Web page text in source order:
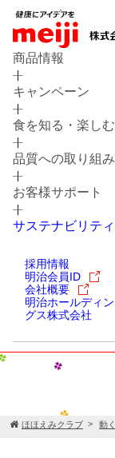
商品情報
キャンペーン
食を知る・楽しむ
品質への取り組み
お客様サポート
サステナビリティ
採用情報
明治会員ID
会社概要
明治ホールディン
グス株式会社
ほほえみクラブ 動く